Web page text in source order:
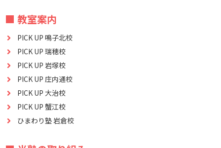
■ 教室案内
PICK UP 鳴子北校
PICK UP 瑞穂校
PICK UP 岩塚校
PICK UP 庄内通校
PICK UP 大治校
PICK UP 蟹江校
ひまわり塾 岩倉校